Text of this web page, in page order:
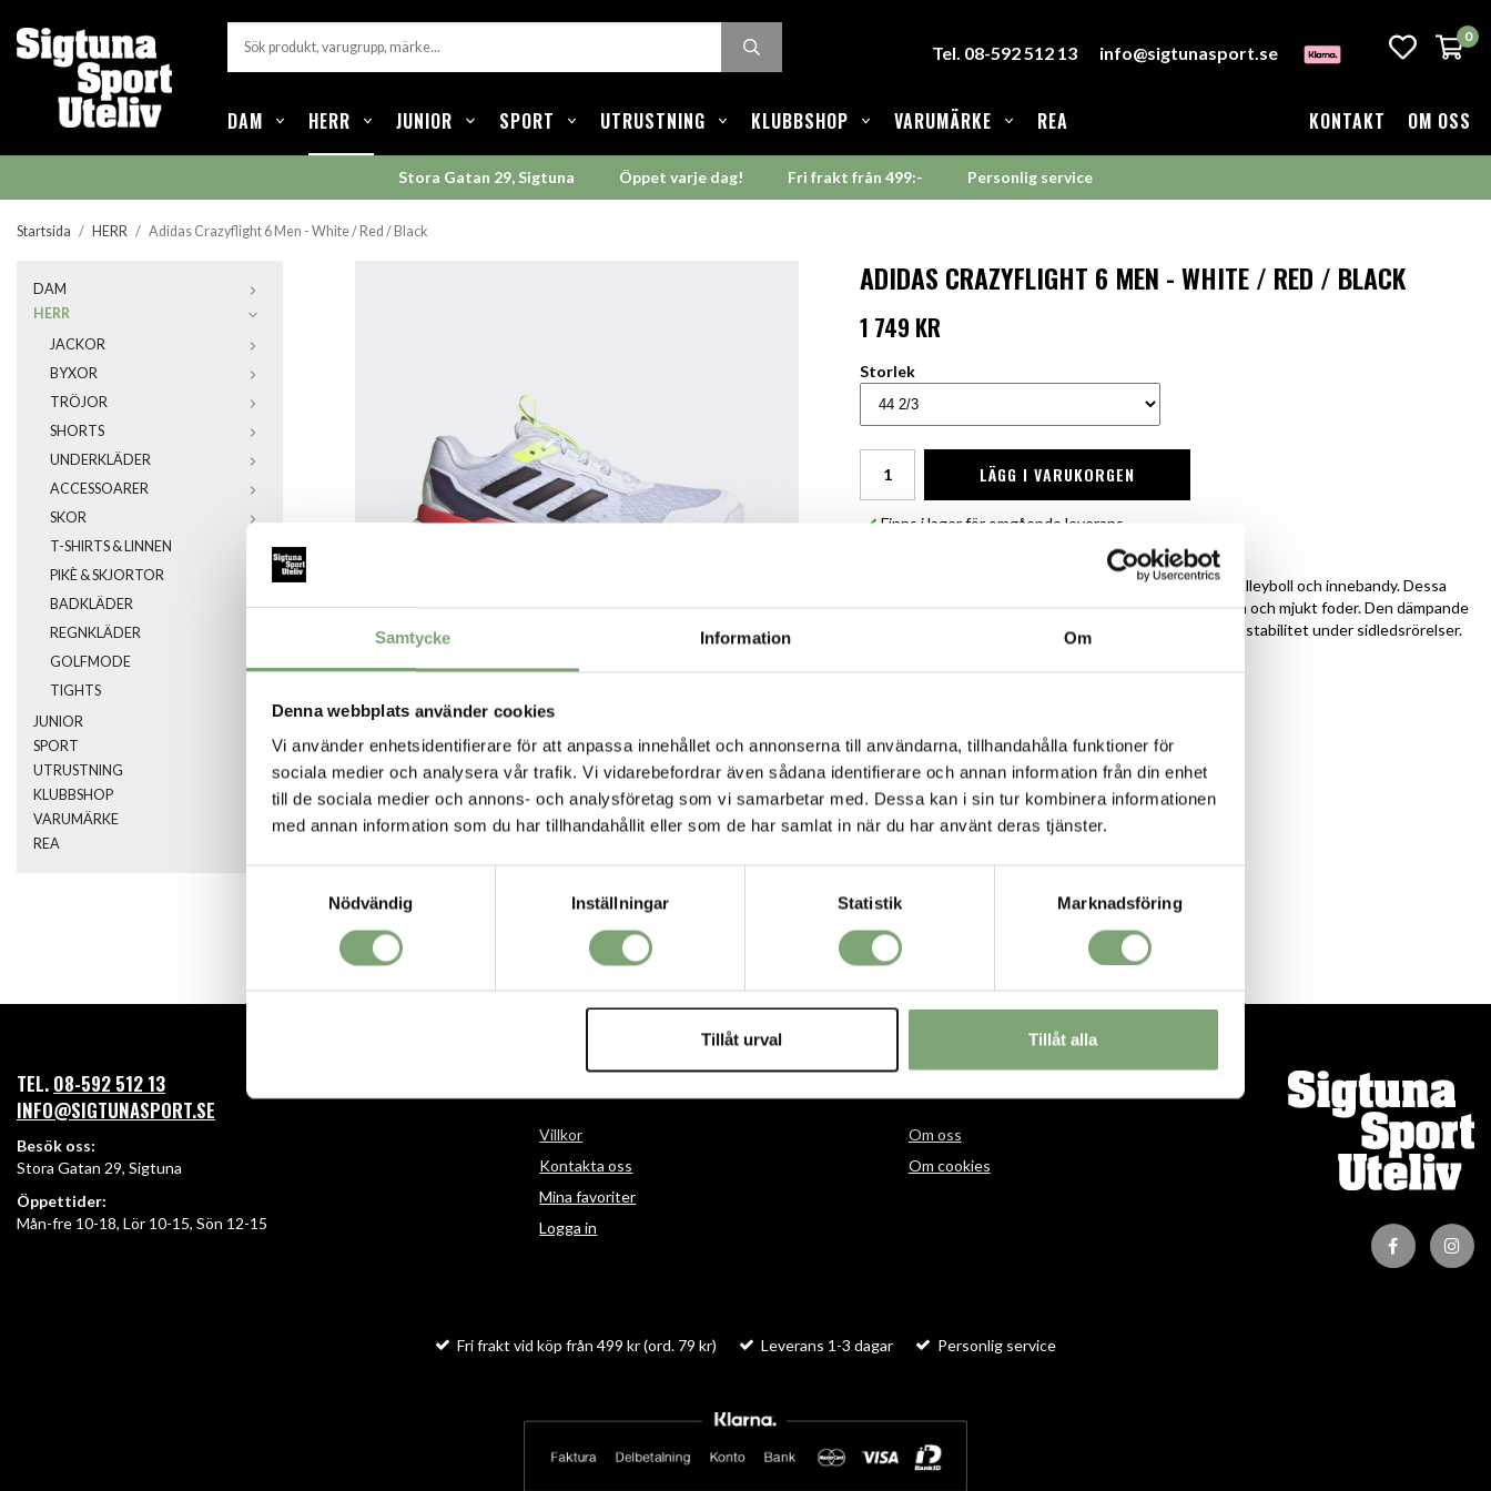
Samtycke Information Om
Denna webbplats använder cookies
Vi använder enhetsidentifierare för att anpassa innehållet och annonserna till användarna, tillhandahålla funktioner för
sociala medier och analysera vår trafik. Vi vidarebefordrar även sådana identifierare och annan information från din enhet
till de sociala medier och annons- och analysföretag som vi samarbetar med. Dessa kan i sin tur kombinera informationen
med annan information som du har tillhandahållit eller som de har samlat in när du har använt deras tjänster.
Nödvändig
Inställningar Statistik Marknadsföring
Tillåt urval Tillåt alla
Tel. 08-592 512 13 info@sigtunasport.se
0
DAM HERR JUNIOR SPORT UTRUSTNING KLUBBSHOP VARUMÄRKE REA KONTAKT OM OSS
Stora Gatan 29, Sigtuna Öppet varje dag! Fri frakt från 499:- Personlig service
Startsida / HERR / Adidas Crazyflight 6 Men - White / Red / Black
DAM
HERR
JACKOR
BYXOR
TRÖJOR
SHORTS
UNDERKLÄDER
ACCESSOARER
SKOR
T-SHIRTS & LINNEN
PIKÈ & SKJORTOR
BADKLÄDER
REGNKLÄDER
GOLFMODE
TIGHTS
JUNIOR
SPORT
UTRUSTNING
KLUBBSHOP
VARUMÄRKE
REA
ADIDAS CRAZYFLIGHT 6 MEN - WHITE / RED / BLACK
1 749 KR
Storlek
LÄGG I VARUKORGEN
Finns i lager för omgående leverans
Lätta inomhusskor från Adidas, perfekta för handboll, volleyboll och innebandy. Dessa
stilrena inomhusskor har en ventilerande ovandel i mesh och mjukt foder. Den dämpande
BOOST-mellansulan är omsluten av EVA för överlägsen stabilitet under sidledsrörelser.
Ovandel i textil och syntet
Textilfoder
BOOST-mellansula
Hälkopp i TPU
Gummiyttersula
SPARA SOM FAVORIT
Artikelnummer:
TEL. 08-592 512 13
INFO@SIGTUNASPORT.SE
Besök oss:
Stora Gatan 29, Sigtuna
Öppettider:
Mån-fre 10-18, Lör 10-15, Sön 12-15
Villkor
Kontakta oss
Mina favoriter
Logga in
Om oss
Om cookies
Fri frakt vid köp från 499 kr (ord. 79 kr) Leverans 1-3 dagar Personlig service